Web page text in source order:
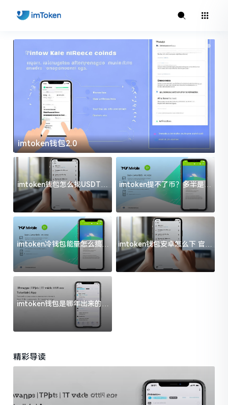
imtoken钱包2.0
imtoken钱包怎么找USDT地
址？三步搞定不踩坑
imtoken提不了币？多半是这
几件事没处理好
imtoken冷钱包能量怎么搞？
过来人告诉你门道
imtoken钱包安卓怎么下 官方
渠道避坑指南
imtoken钱包是哪年出来的？
一文给你说清楚
精彩导读